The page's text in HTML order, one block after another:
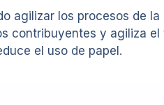
agilizar los procesos de
contribuyentes y agiliza
el uso de papel.